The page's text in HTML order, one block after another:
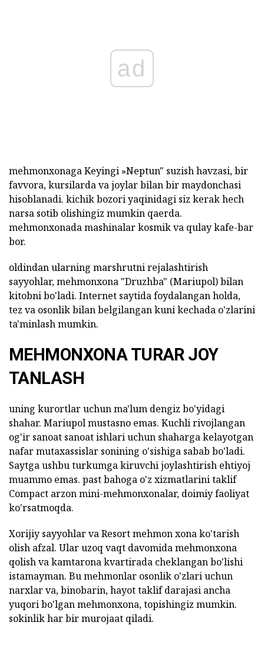
ad
mehmonxonaga Keyingi »Neptun" suzish havzasi, bir
favvora, kursilarda va joylar bilan bir maydonchasi
hisoblanadi. kichik bozori yaqinidagi siz kerak hech
narsa sotib olishingiz mumkin qaerda.
mehmonxonada mashinalar kosmik va qulay kafe-bar
bor.
oldindan ularning marshrutni rejalashtirish
sayyohlar, mehmonxona "Druzhba" (Mariupol) bilan
kitobni bo'ladi. Internet saytida foydalangan holda,
tez va osonlik bilan belgilangan kuni kechada o'zlarini
ta'minlash mumkin.
MEHMONXONA TURAR JOY
TANLASH
uning kurortlar uchun ma'lum dengiz bo'yidagi
shahar. Mariupol mustasno emas. Kuchli rivojlangan
og'ir sanoat sanoat ishlari uchun shaharga kelayotgan
nafar mutaxassislar sonining o'sishiga sabab bo'ladi.
Saytga ushbu turkumga kiruvchi joylashtirish ehtiyoj
muammo emas. past bahoga o'z xizmatlarini taklif
Compact arzon mini-mehmonxonalar, doimiy faoliyat
ko'rsatmoqda.
Xorijiy sayyohlar va Resort mehmon xona ko'tarish
olish afzal. Ular uzoq vaqt davomida mehmonxona
qolish va kamtarona kvartirada cheklangan bo'lishi
istamayman. Bu mehmonlar osonlik o'zlari uchun
narxlar va, binobarin, hayot taklif darajasi ancha
yuqori bo'lgan mehmonxona, topishingiz mumkin.
sokinlik har bir murojaat qiladi.